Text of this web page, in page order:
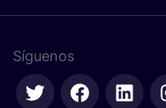
Síguenos